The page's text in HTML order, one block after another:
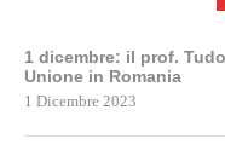
1 dicembre: il prof.
Unione in Romania
1 Dicembre 2023